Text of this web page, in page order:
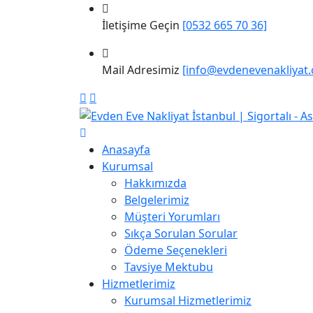
İletişime Geçin [0532 665 70 36]
Mail Adresimiz
Anasayfa
Kurumsal
Hakkımızda
Belgelerimiz
Müşteri Yorumları
Sıkça Sorulan Sorular
Ödeme Seçenekleri
Tavsiye Mektubu
Hizmetlerimiz
Kurumsal Hizmetlerimiz